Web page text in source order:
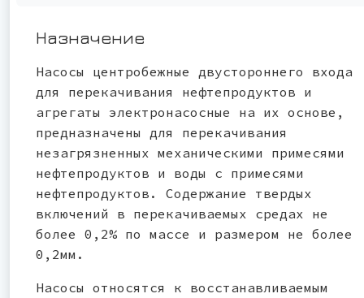
Назначение
Насосы центробежные двустороннего входа
для перекачивания нефтепродуктов и
агрегаты электронасосные на их основе,
предназначены для перекачивания
незагрязненных механическими примесями
нефтепродуктов и воды с примесями
нефтепродуктов. Содержание твердых
включений в перекачиваемых средах не
более 0,2% по массе и размером не более
0,2мм.
Насосы относятся к восстанавливаемым